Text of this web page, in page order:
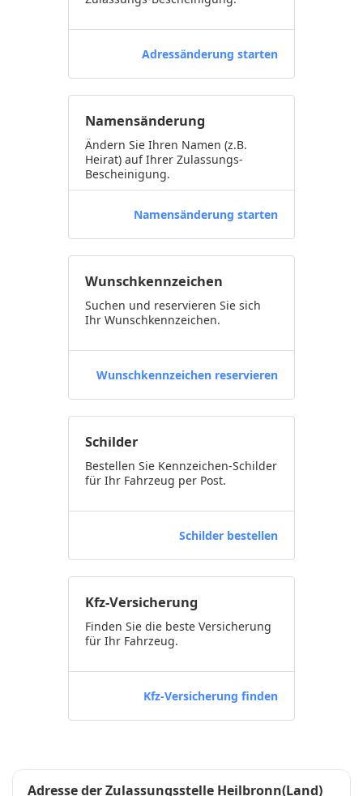
Adressänderung starten
Namensänderung
Ändern Sie Ihren Namen (z.B.
Heirat) auf Ihrer Zulassungs-
Bescheinigung.
Namensänderung starten
Wunschkennzeichen
Suchen und reservieren Sie sich
Ihr Wunschkennzeichen.
Wunschkennzeichen reservieren
Schilder
Bestellen Sie Kennzeichen-Schilder
für Ihr Fahrzeug per Post.
Schilder bestellen
Kfz-Versicherung
Finden Sie die beste Versicherung
für Ihr Fahrzeug.
Kfz-Versicherung finden
Adresse der Zulassungsstelle Heilbronn(Land)